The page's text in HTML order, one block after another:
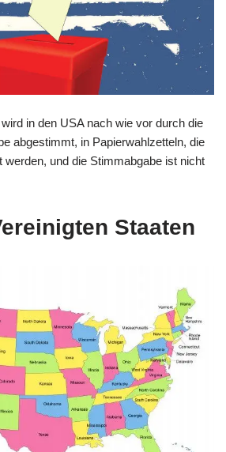
in den USA nach wie vor durch die
abgestimmt, in Papierwahlzetteln, die
werden, und die Stimmabgabe ist nicht
Staaten